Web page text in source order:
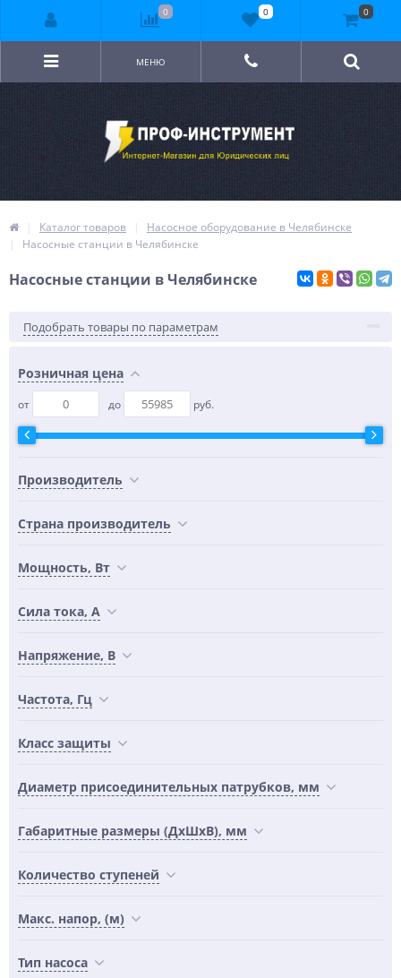
МЕНЮ
Каталог товаров
Насосное оборудование в Челябинске
Насосные станции в Челябинске
Насосные станции в Челябинске
Подобрать товары по параметрам
Розничная цена
от до руб.
Производитель
Страна производитель
Мощность, Вт
Сила тока, А
Напряжение, В
Частота, Гц
Класс защиты
Диаметр присоединительных патрубков, мм
Габаритные размеры (ДхШхВ), мм
Количество ступеней
Макс. напор, (м)
Тип насоса
0 0 0